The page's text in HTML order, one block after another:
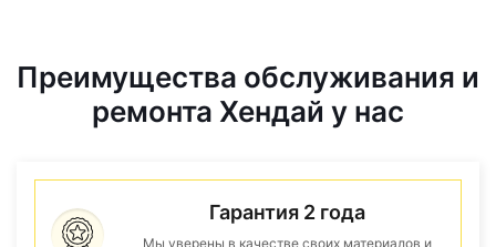
Преимущества обслуживания и
ремонта Хендай у нас
Гарантия 2 года
Мы уверены в качестве своих материалов и